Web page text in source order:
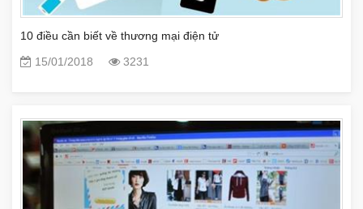
10 điều cần biết về thương mại điện tử
15/01/2018
3231